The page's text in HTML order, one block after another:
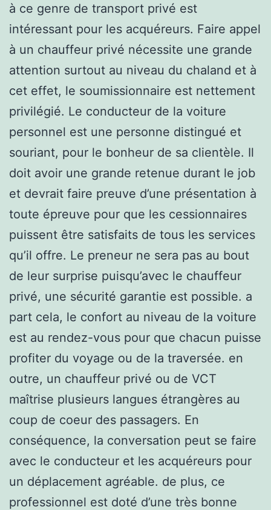
à ce genre de transport privé est
intéressant pour les acquéreurs. Faire appel
à un chauffeur privé nécessite une grande
attention surtout au niveau du chaland et à
cet effet, le soumissionnaire est nettement
privilégié. Le conducteur de la voiture
personnel est une personne distingué et
souriant, pour le bonheur de sa clientèle. Il
doit avoir une grande retenue durant le job
et devrait faire preuve d’une présentation à
toute épreuve pour que les cessionnaires
puissent être satisfaits de tous les services
qu’il offre. Le preneur ne sera pas au bout
de leur surprise puisqu’avec le chauffeur
privé, une sécurité garantie est possible. a
part cela, le confort au niveau de la voiture
est au rendez-vous pour que chacun puisse
profiter du voyage ou de la traversée. en
outre, un chauffeur privé ou de VCT
maîtrise plusieurs langues étrangères au
coup de coeur des passagers. En
conséquence, la conversation peut se faire
avec le conducteur et les acquéreurs pour
un déplacement agréable. de plus, ce
professionnel est doté d’une très bonne